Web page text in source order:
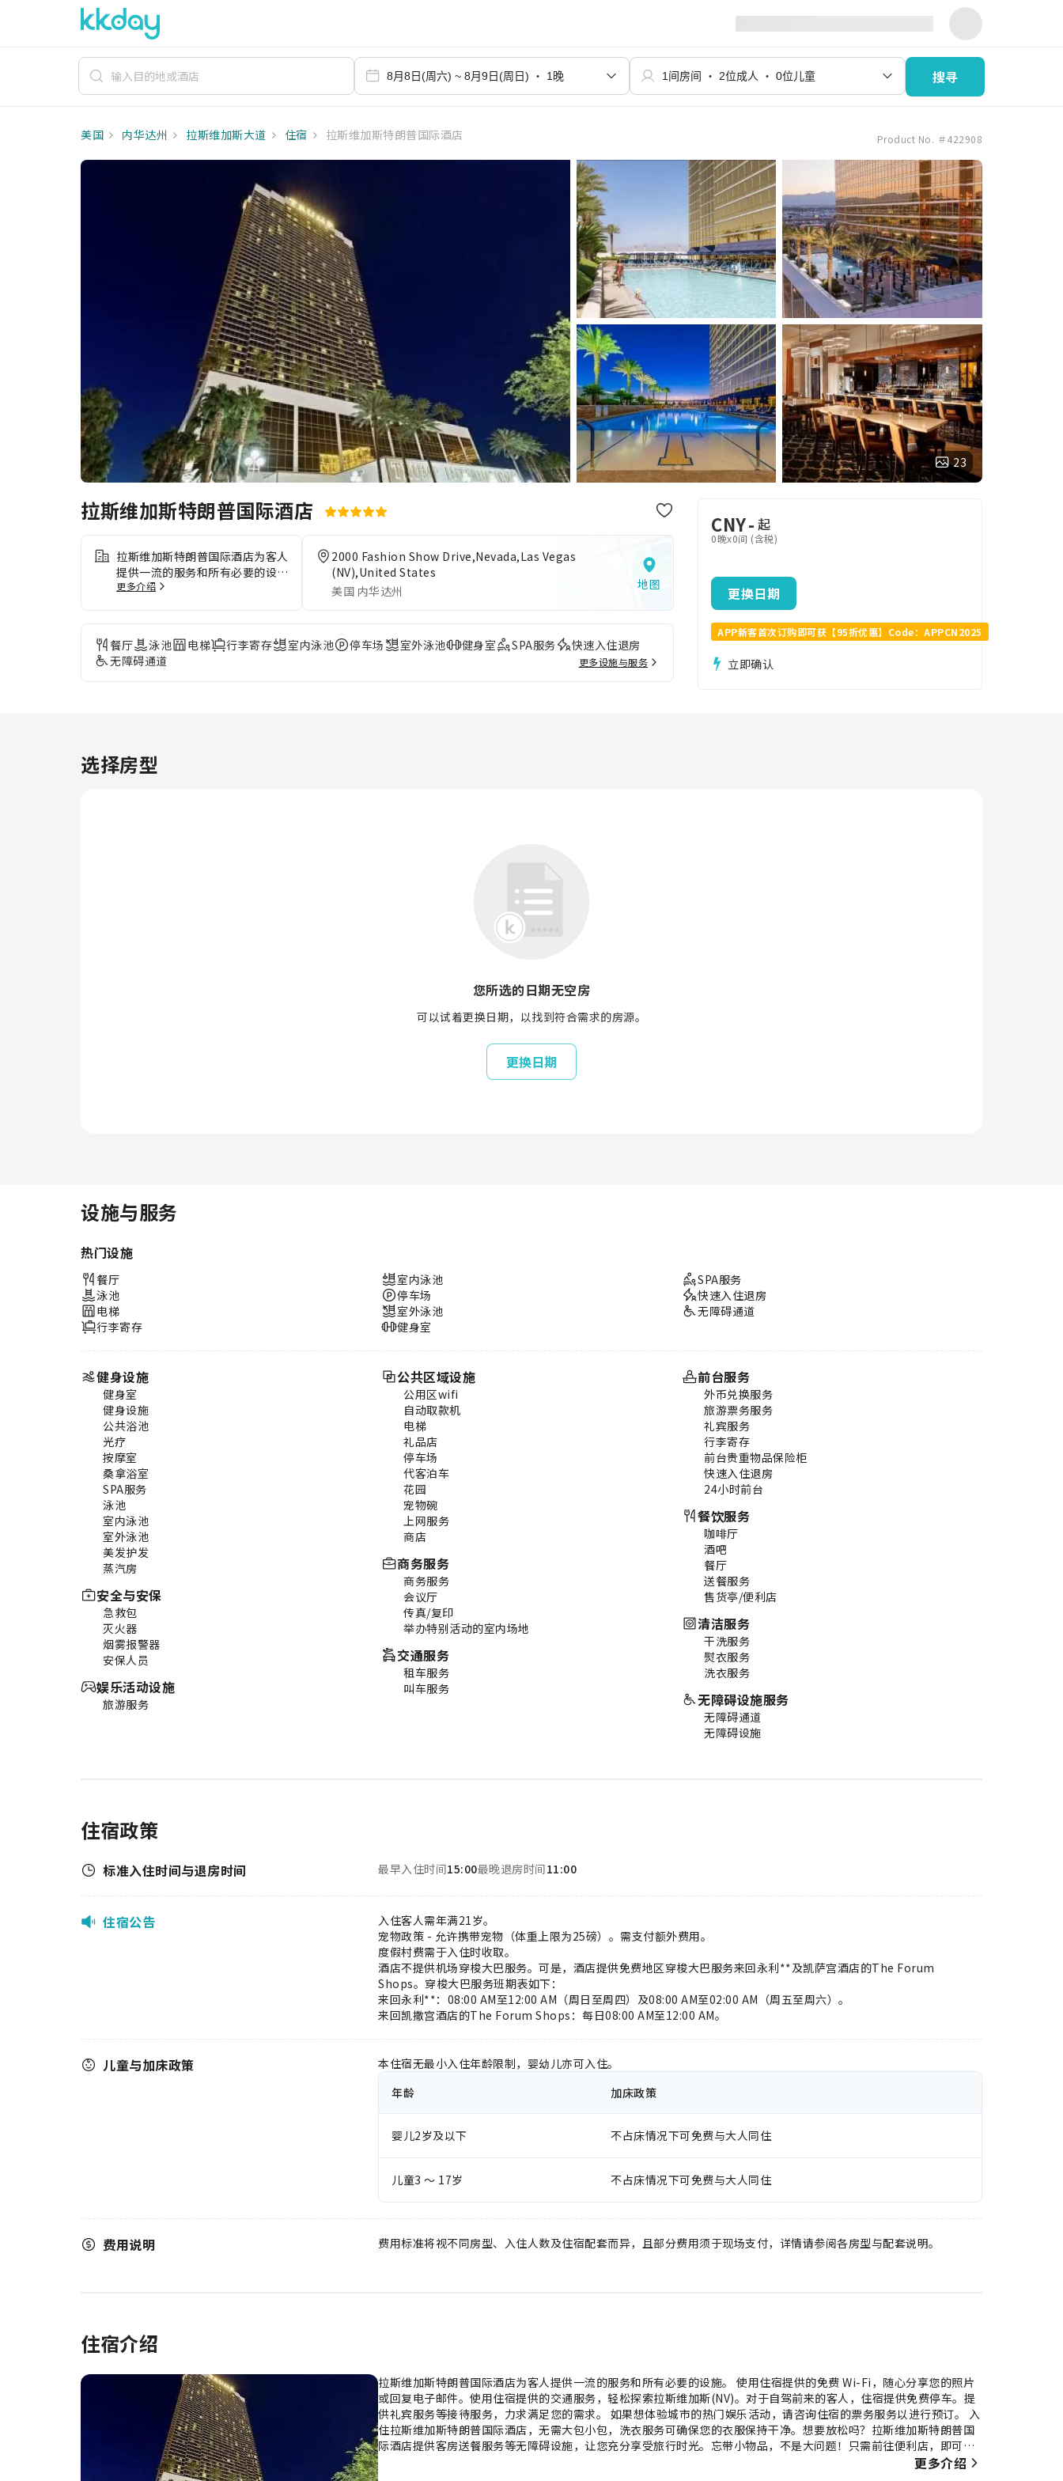
搜寻
美国 内华达州 拉斯维加斯大道 住宿 拉斯维加斯特朗普国际酒店 Product No. ＃422908
23
拉斯维加斯特朗普国际酒店
拉斯维加斯特朗普国际酒店为客人
提供一流的服务和所有必要的设
施。 使用住宿提供的免费 Wi-Fi，
件。使用住宿提供的交通服务，轻
松探索拉斯维加斯(NV)。对于自
驾前来的客人，住宿提供免费停
车。提供礼宾服务等接待服务，力
求满足您的需求。 如果想体验城
持干净。想要放松吗？拉斯维加斯
特朗普国际酒店提供客房送餐服务
觉。您可以穿着泳装在拉斯维加斯
特朗普国际酒店的池畔酒吧享受悠
供各种健身设施，让您轻松甩掉度
更多介绍
2000 Fashion Show Drive,Nevada,Las Vegas
(NV),United States
美国 内华达州
地图
餐厅 泳池 电梯 行李寄存 室内泳池 停车场 室外泳池 健身室 SPA服务
快速入住退房
无障碍通道
更多设施与服务
CNY- 起
0晚x0间 (含税)
更换日期
APP新客首次订购即可获【95折优惠】Code：APPCN2025
立即确认
选择房型
您所选的日期无空房
可以试着更换日期，以找到符合需求的房源。
更换日期
设施与服务
热门设施
餐厅
泳池
电梯
行李寄存
室内泳池
停车场
室外泳池
健身室
SPA服务
快速入住退房
无障碍通道
健身设施
健身室
健身设施
公共浴池
光疗
按摩室
桑拿浴室
SPA服务
泳池
室内泳池
室外泳池
美发护发
蒸汽房
安全与安保
急救包
灭火器
烟雾报警器
安保人员
娱乐活动设施
旅游服务
公共区域设施
公用区wifi
自动取款机
电梯
礼品店
停车场
代客泊车
花园
宠物碗
上网服务
商店
商务服务
商务服务
会议厅
传真/复印
举办特别活动的室内场地
交通服务
租车服务
叫车服务
前台服务
外币兑换服务
旅游票务服务
礼宾服务
行李寄存
前台贵重物品保险柜
快速入住退房
24小时前台
餐饮服务
咖啡厅
酒吧
餐厅
送餐服务
售货亭/便利店
清洁服务
干洗服务
熨衣服务
洗衣服务
无障碍设施服务
无障碍通道
无障碍设施
住宿政策
标准入住时间与退房时间 最早入住时间15:00最晚退房时间11:00
住宿公告
入住客人需年满21岁。
宠物政策 - 允许携带宠物（体重上限为25磅）。需支付额外费用。
度假村费需于入住时收取。
酒店不提供机场穿梭大巴服务。可是，酒店提供免费地区穿梭大巴服务来回永利**及凯萨宫酒店的The Forum
Shops。穿梭大巴服务班期表如下：
来回永利**：08:00 AM至12:00 AM（周日至周四）及08:00 AM至02:00 AM（周五至周六）。
来回凯撒宫酒店的The Forum Shops：每日08:00 AM至12:00 AM。
儿童与加床政策
本住宿无最小入住年龄限制，婴幼儿亦可入住。
年龄
加床政策
婴儿2岁及以下 不占床情况下可免费与大人同住
儿童3 ～ 17岁 不占床情况下可免费与大人同住
费用说明 费用标准将视不同房型、入住人数及住宿配套而异，且部分费用须于现场支付，详情请参阅各房型与配套说明。
住宿介绍
拉斯维加斯特朗普国际酒店为客人提供一流的服务和所有必要的设施。 使用住宿提供的免费 Wi-Fi，随心分享您的照片
或回复电子邮件。使用住宿提供的交通服务，轻松探索拉斯维加斯(NV)。对于自驾前来的客人，住宿提供免费停车。提
供礼宾服务等接待服务，力求满足您的需求。 如果想体验城市的热门娱乐活动，请咨询住宿的票务服务以进行预订。 入
住拉斯维加斯特朗普国际酒店，无需大包小包，洗衣服务可确保您的衣服保持干净。想要放松吗？拉斯维加斯特朗普国
际酒店提供客房送餐服务等无障碍设施，让您充分享受旅行时光。忘带小物品，不是大问题！只需前往便利店，即可购
买所需物品。出于健康考虑，整个住宿范围内严禁吸烟。 拉斯维加斯特朗普国际酒店的每间住宿都经过精心打造和装
更多介绍